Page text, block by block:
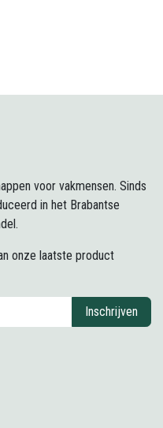
voor vakmensen. Sinds
in het Brabantse
onze laatste product
Inschrijven